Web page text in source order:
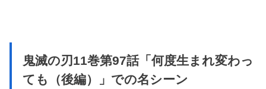
鬼滅の刃11巻第97話「何度生まれ変わっ
ても（後編）」での名シーン